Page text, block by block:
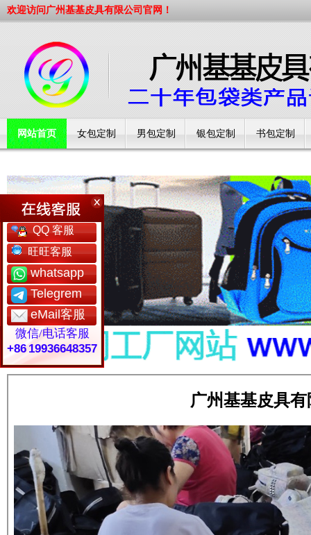
欢迎访问广州基基皮具有限公司官网！
网站首页 女包定制 男包定制 银包定制 书包定制
QQ 客服
旺旺客服
whatsapp
Telegrem
eMail客服
微信/电话客服
+86 19936648357